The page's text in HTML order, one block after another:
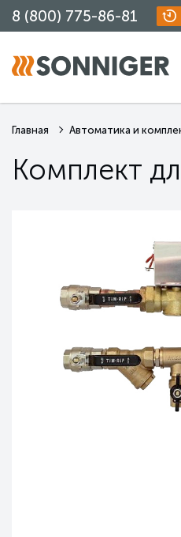
8 (800) 775-86-81
Главная Автоматика и
Комплект